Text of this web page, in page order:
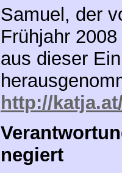
Samuel, der
Frühjahr
aus dieser
http://
negiert